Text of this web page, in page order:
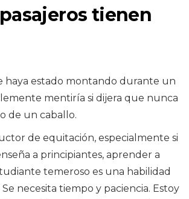
tienen
haya estado montando durante un
mentiría si dijera que nunca
de un caballo.
de equitación, especialmente si
a principiantes, aprender a
temeroso es una habilidad
necesita tiempo y paciencia. Estoy